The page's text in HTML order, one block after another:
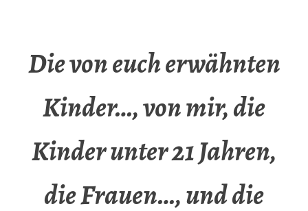
Die von euch erwähnten
Kinder…, von mir, die
Kinder unter 21 Jahren,
die Frauen…, und die